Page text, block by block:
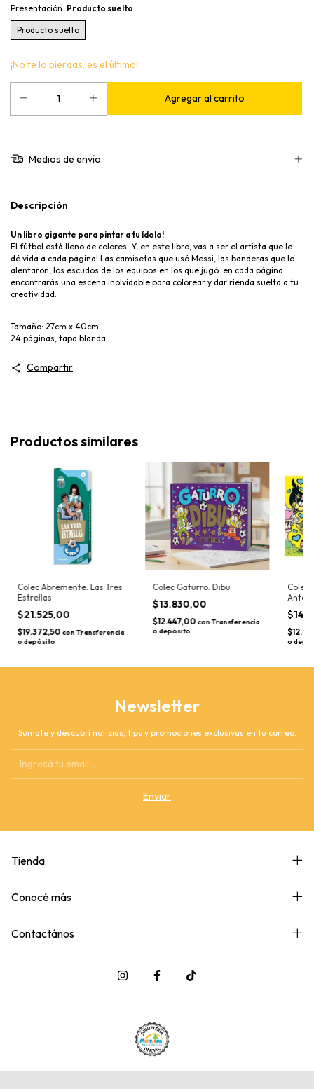
Presentación: Producto suelto
Producto suelto
¡No te lo pierdas, es el último!
Medios de envío
Descripción
Un libro gigante para pintar a tu ídolo!
El fútbol está lleno de colores. Y, en este libro, vas a ser el artista que le
dé vida a cada página! Las camisetas que usó Messi, las banderas que lo
alentaron, los escudos de los equipos en los que jugó: en cada página
encontrarás una escena inolvidable para colorear y dar rienda suelta a tu
creatividad.
Tamaño: 27cm x 40cm
24 páginas, tapa blanda
Compartir
Productos similares
Colec Abremente: Las Tres
Estrellas
$21.525,00
$19.372,50 con Transferencia
o depósito
Colec Gaturro: Dibu
$13.830,00
$12.447,00 conTransferencia
o depósito
Colec
o
Newsletter
Sumate y descubrí noticias, tips y promociones exclusivas en tu correo.
Tienda
Conocé más
Contactános